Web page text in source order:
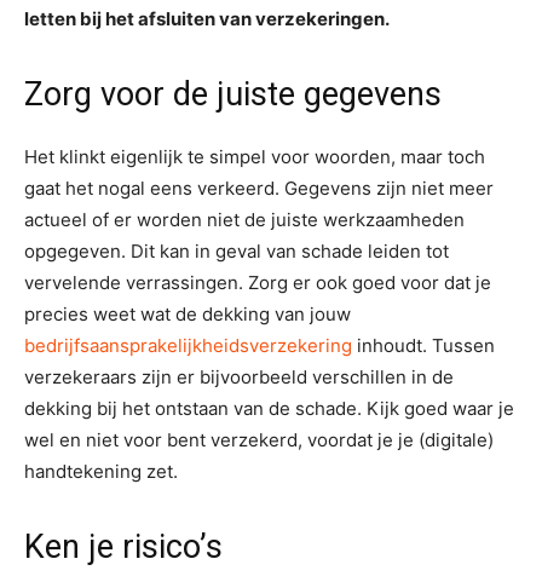
letten bij het afsluiten van verzekeringen.
Zorg voor de juiste gegevens
Het klinkt eigenlijk te simpel voor woorden, maar toch
gaat het nogal eens verkeerd. Gegevens zijn niet meer
actueel of er worden niet de juiste werkzaamheden
opgegeven. Dit kan in geval van schade leiden tot
vervelende verrassingen. Zorg er ook goed voor dat je
precies weet wat de dekking van jouw
bedrijfsaansprakelijkheidsverzekering inhoudt. Tussen
verzekeraars zijn er bijvoorbeeld verschillen in de
dekking bij het ontstaan van de schade. Kijk goed waar je
wel en niet voor bent verzekerd, voordat je je (digitale)
handtekening zet.
Ken je risico’s